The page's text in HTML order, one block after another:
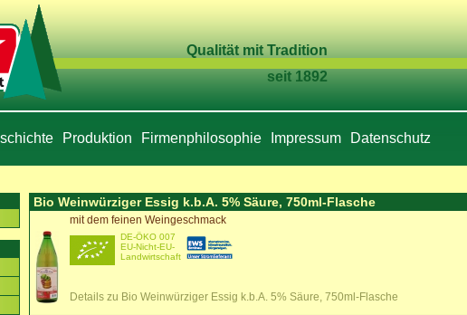
Qualität mit Tradition
seit 1892
Produktion Firmenphilosophie Impressum Datenschutz
Bio Weinwürziger Essig k.b.A. 5% Säure, 750ml-Flasche
mit dem feinen Weingeschmack
DE-ÖKO 007
EU-Nicht-EU-
Landwirtschaft
Details zu Bio Weinwürziger Essig k.b.A. 5% Säure, 750ml-Flasche